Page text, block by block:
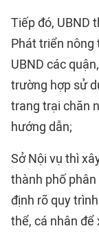
Tiếp đó, UBND
Phát triển nông
UBND các
trường hợp sử
trang trại chăn
hướng dẫn;
Sở Nội vụ thì
thành phố
định rõ quy
thể, cá nhân để